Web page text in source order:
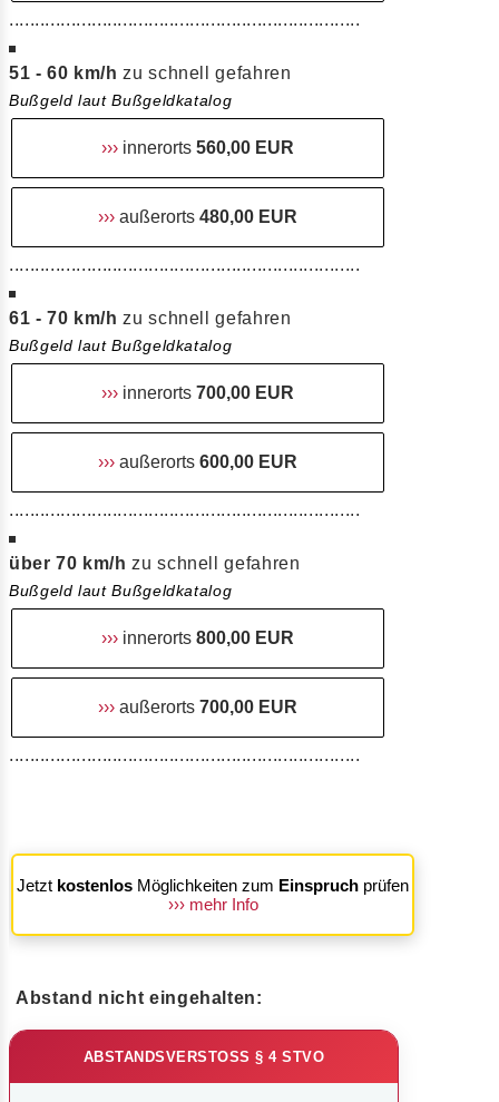
....................................................................
51 - 60 km/h zu schnell gefahren
Bußgeld laut Bußgeldkatalog
››› innerorts 560,00 EUR
››› außerorts 480,00 EUR
....................................................................
61 - 70 km/h zu schnell gefahren
Bußgeld laut Bußgeldkatalog
››› innerorts 700,00 EUR
››› außerorts 600,00 EUR
....................................................................
über 70 km/h zu schnell gefahren
Bußgeld laut Bußgeldkatalog
››› innerorts 800,00 EUR
››› außerorts 700,00 EUR
....................................................................
Jetzt kostenlos Möglichkeiten zum Einspruch prüfen
››› mehr Info
Abstand nicht eingehalten:
ABSTANDSVERSTOSS § 4 STVO